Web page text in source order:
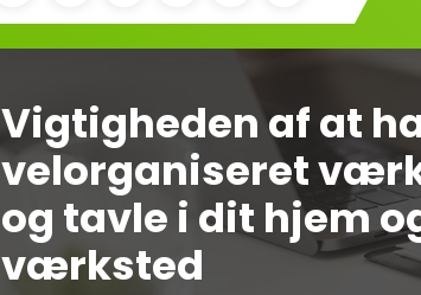
Vigtigheden af at
velorganiseret
og tavle i dit hjem
værksted